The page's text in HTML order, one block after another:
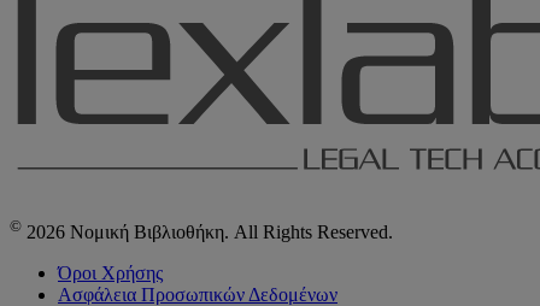
© 2026 Νομική Βιβλιοθήκη. All Rights Reserved.
Όροι Χρήσης
Ασφάλεια Προσωπικών Δεδομένων